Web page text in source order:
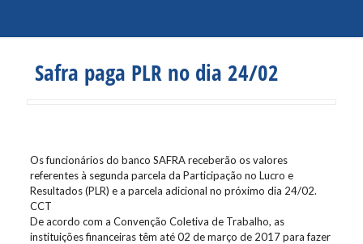
Safra paga PLR no dia 24/02
Os funcionários do banco SAFRA receberão os valores
referentes à segunda parcela da Participação no Lucro e
Resultados (PLR) e a parcela adicional no próximo dia 24/02.
CCT
De acordo com a Convenção Coletiva de Trabalho, as
instituições financeiras têm até 02 de março de 2017 para fazer